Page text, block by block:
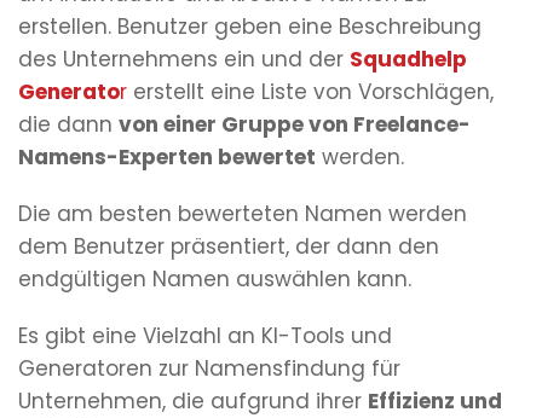
erstellen. Benutzer geben eine Beschreibung
des Unternehmens ein und der Squadhelp
Generator erstellt eine Liste von Vorschlägen,
die dann von einer Gruppe von Freelance-
Namens-Experten bewertet werden.
Die am besten bewerteten Namen werden
dem Benutzer präsentiert, der dann den
endgültigen Namen auswählen kann.
Es gibt eine Vielzahl an KI-Tools und
Generatoren zur Namensfindung für
Unternehmen, die aufgrund ihrer Effizienz und